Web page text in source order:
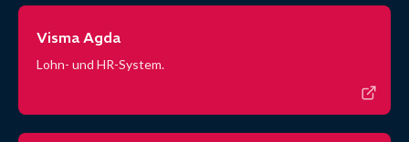
Visma Agda
Lohn- und HR-System.